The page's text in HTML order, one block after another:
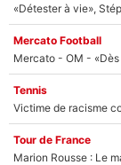
«Détester à vie»,
Mercato Football
Tennis
Tour de France
Marion Rousse : Le